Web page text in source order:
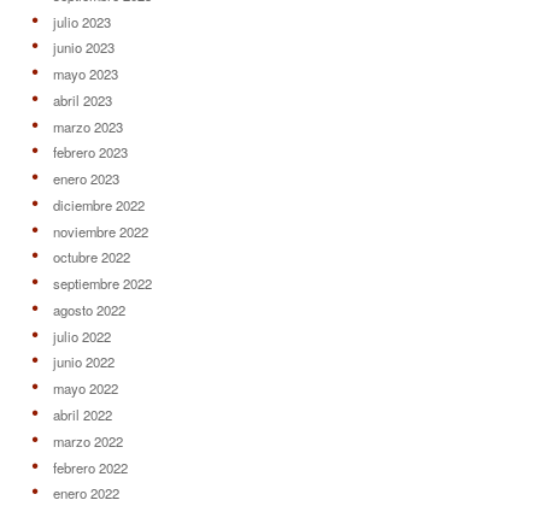
julio 2023
junio 2023
mayo 2023
abril 2023
marzo 2023
febrero 2023
enero 2023
diciembre 2022
noviembre 2022
octubre 2022
septiembre 2022
agosto 2022
julio 2022
junio 2022
mayo 2022
abril 2022
marzo 2022
febrero 2022
enero 2022